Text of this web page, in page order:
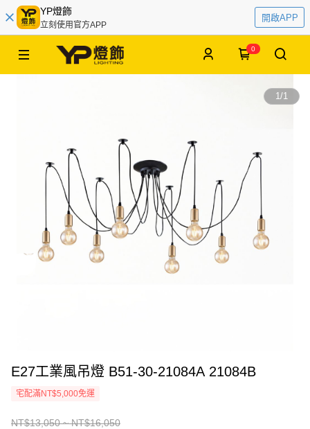
YP燈飾
立刻使用官方APP
開啟APP
0
1/1
E27工業風吊燈 B51-30-21084A 21084B
宅配滿NT$5,000免運
NT$13,050 ~ NT$16,050